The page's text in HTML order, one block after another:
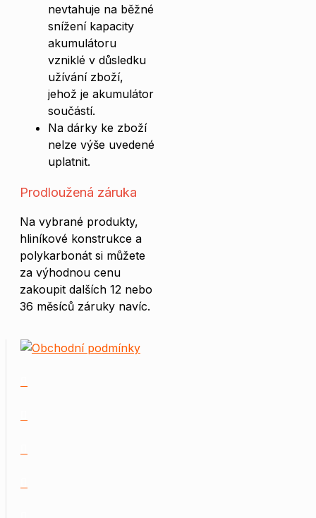
nevtahuje na běžné
snížení kapacity
akumulátoru
vzniklé v důsledku
užívání zboží,
jehož je akumulátor
součástí.
Na dárky ke zboží
nelze výše uvedené
uplatnit.
Prodloužená záruka
Na vybrané produkty,
hliníkové konstrukce a
polykarbonát si můžete
za výhodnou cenu
zakoupit dalších 12 nebo
36 měsíců záruky navíc.